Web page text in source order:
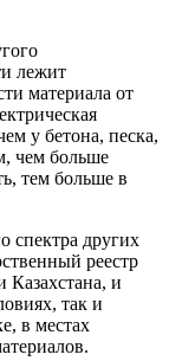
лежит
материала от
у бетона, песка,
чем больше
тем больше в
спектра других
реестр
и
так и
в местах